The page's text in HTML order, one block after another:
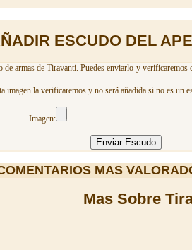
ESCUDO DEL
de armas de Tiravanti. Puedes enviarlo y
imagen la verificaremos y no será añadida si no es un
Imagen:
MAS
Mas Sobre